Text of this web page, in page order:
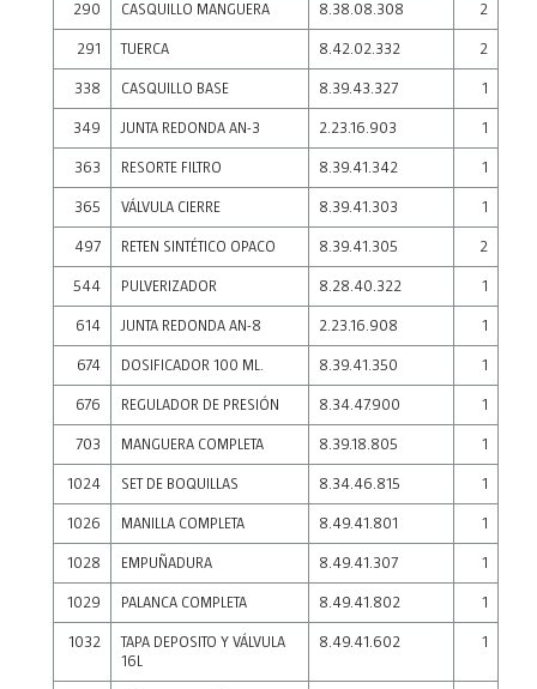
290 CASQUILLO MANGUERA 8.38.08.308 2
291 TUERCA 8.42.02.332 2
338 CASQUILLO BASE 8.39.43.327 1
349 JUNTA REDONDA AN-3 2.23.16.903 1
363 RESORTE FILTRO 8.39.41.342 1
365 VÁLVULA CIERRE 8.39.41.303 1
497 RETEN SINTÉTICO OPACO 8.39.41.305 2
544 PULVERIZADOR 8.28.40.322 1
614 JUNTA REDONDA AN-8 2.23.16.908 1
674 DOSIFICADOR 100 ML. 8.39.41.350 1
676 REGULADOR DE PRESIÓN 8.34.47.900 1
703 MANGUERA COMPLETA 8.39.18.805 1
1024 SET DE BOQUILLAS 8.34.46.815 1
1026 MANILLA COMPLETA 8.49.41.801 1
1028 EMPUÑADURA 8.49.41.307 1
1029 PALANCA COMPLETA 8.49.41.802 1
1032
TAPA DEPOSITO Y VÁLVULA
16L
8.49.41.602 1